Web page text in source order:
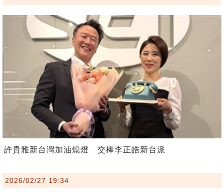
許貴雅新台灣加油熄燈 交棒李正皓新台派
2026/02/27 19:34